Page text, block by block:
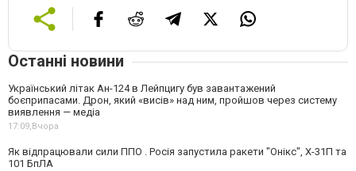
Останні новини
Український літак Ан-124 в Лейпцигу був завантажений
боєприпасами. Дрон, який «висів» над ним, пройшов через систему
виявлення — медіа
17:09,Вчора
Як відпрацювали сили ППО . Росія запустила ракети "Онікс", Х-31П та
101 БпЛА